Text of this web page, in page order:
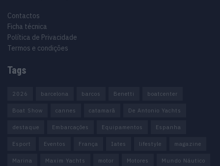
Contactos
Ficha técnica
Política de Privacidade
Termos e condições
Tags
2026 barcelona barcos Benetti boatcenter
Boat Show cannes catamarã De Antonio Yachts
destaque Embarcações Equipamentos Espanha
Esport Eventos França Iates lifestyle magazine
Marina Maxim Yachts motor Motores Mundo Náutico